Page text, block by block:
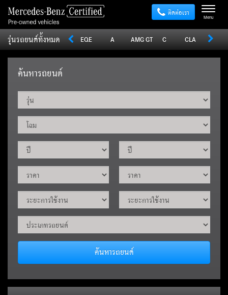
ติดต่อเรา Menu
รุ่นรถยนต์ทั้งหมด
Sprinter V Vito EQE A AMG GT C CLA CLE
ค้นหารถยนต์
ค้นหารถยนต์